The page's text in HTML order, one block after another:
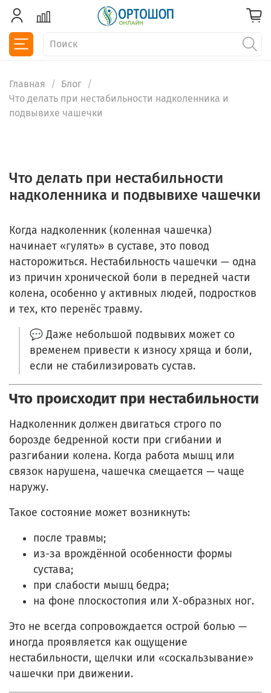
Главная
Блог
Что делать при нестабильности надколенника и
подвывихе чашечки
Что делать при нестабильности
надколенника и подвывихе чашечки
Когда надколенник (коленная чашечка)
начинает «гулять» в суставе, это повод
насторожиться. Нестабильность чашечки — одна
из причин хронической боли в передней части
колена, особенно у активных людей, подростков
и тех, кто перенёс травму.
💬 Даже небольшой подвывих может со
временем привести к износу хряща и боли,
если не стабилизировать сустав.
Что происходит при нестабильности
Надколенник должен двигаться строго по
борозде бедренной кости при сгибании и
разгибании колена. Когда работа мышц или
связок нарушена, чашечка смещается — чаще
наружу.
Такое состояние может возникнуть:
после травмы;
из-за врождённой особенности формы
сустава;
при слабости мышц бедра;
на фоне плоскостопия или Х-образных ног.
Это не всегда сопровождается острой болью —
иногда проявляется как ощущение
нестабильности, щелчки или «соскальзывание»
чашечки при движении.